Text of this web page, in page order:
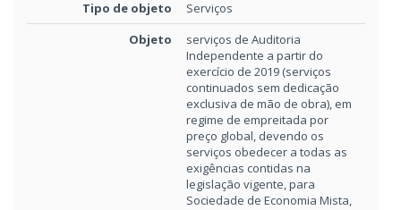
Tipo de objeto
Serviços
Objeto
serviços de Auditoria
Independente a partir do
exercício de 2019 (serviços
continuados sem dedicação
exclusiva de mão de obra), em
regime de empreitada por
preço global, devendo os
serviços obedecer a todas as
exigências contidas na
legislação vigente, para
Sociedade de Economia Mista,